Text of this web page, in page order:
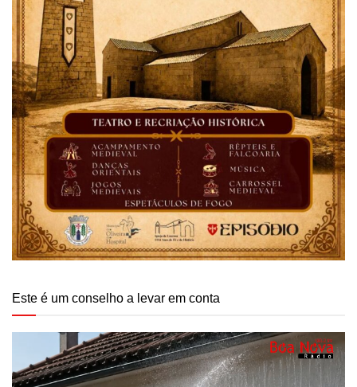
Este é um conselho a levar em conta